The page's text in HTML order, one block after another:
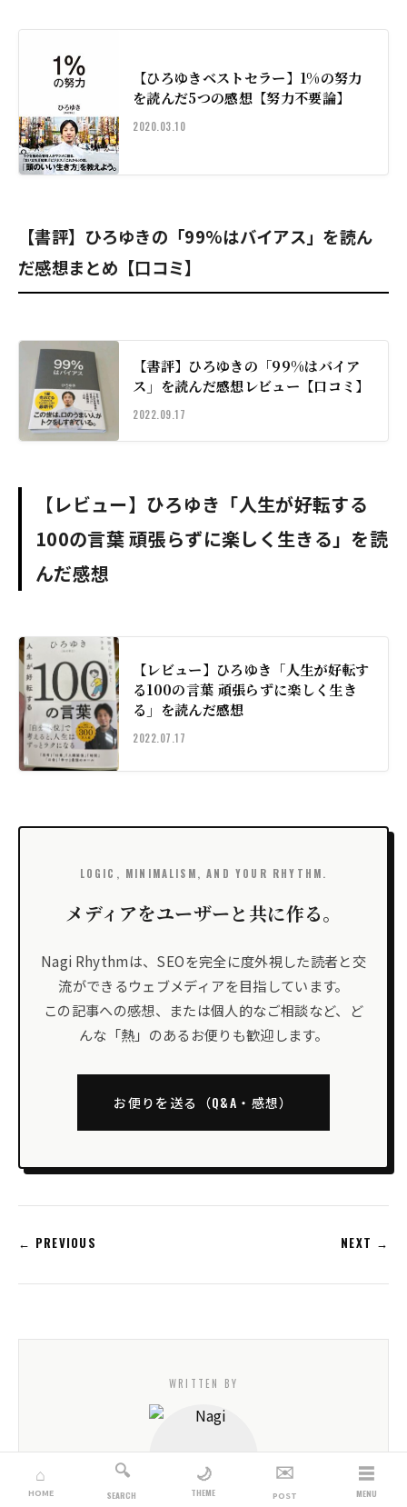
【ひろゆきベストセラー】1%の努力
を読んだ5つの感想【努力不要論】
2020.03.10
【書評】ひろゆきの「99%はバイアス」を読ん
だ感想まとめ【口コミ】
【書評】ひろゆきの「99%はバイア
ス」を読んだ感想レビュー【口コミ】
2022.09.17
【レビュー】ひろゆき「人生が好転する
100の言葉 頑張らずに楽しく生きる」を読
んだ感想
【レビュー】ひろゆき「人生が好転す
る100の言葉 頑張らずに楽しく生き
る」を読んだ感想
2022.07.17
LOGIC, MINIMALISM, AND YOUR RHYTHM.
メディアをユーザーと共に作る。
Nagi Rhythmは、SEOを完全に度外視した読者と交
流ができるウェブメディアを目指しています。
この記事への感想、または個人的なご相談など、ど
んな「熱」のあるお便りも歓迎します。
お便りを送る（Q&A・感想）
← PREVIOUS NEXT →
WRITTEN BY
⌂
HOME
🔍
SEARCH
🌙
THEME
✉️
POST
☰
MENU